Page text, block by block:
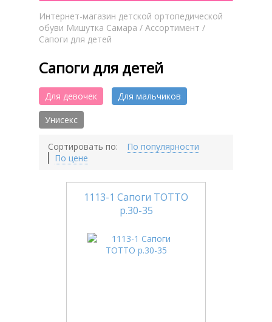
Интернет-магазин детской ортопедической
обуви Мишутка Самара / Aссортимент /
Сапоги для детей
Сапоги для детей
Для девочек Для мальчиков
Унисекс
Сортировать по:
По популярности
По цене
1113-1 Сапоги ТОТТО
р.30-35